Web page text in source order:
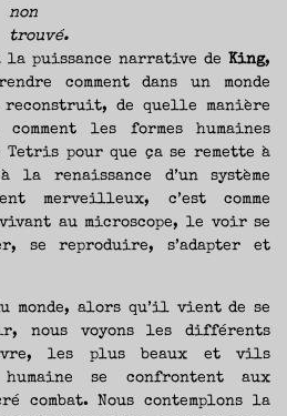
non
trouvé.
la puissance narrative de King,
comment dans un monde
reconstruit, de quelle manière
les formes humaines
Tetris pour que ça se remette à
la renaissance d’un système
merveilleux, c’est comme
au microscope, le voir se
se reproduire, s’adapter et
monde, alors qu’il vient de se
nous voyons les différents
les plus beaux et vils
humaine se confrontent aux
combat. Nous contemplons la